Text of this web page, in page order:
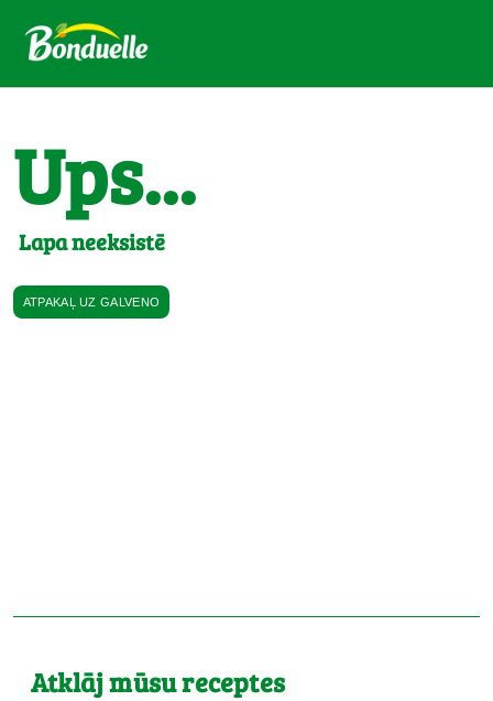
Ups...
Lapa neeksistē
ATPAKAĻ UZ GALVENO
Atklāj mūsu receptes